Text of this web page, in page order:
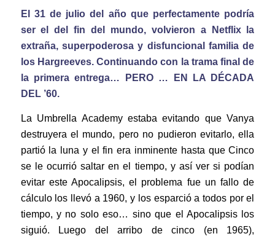
El 31 de julio del año que perfectamente podría
ser el del fin del mundo, volvieron a Netflix la
extraña, superpoderosa y disfuncional familia de
los Hargreeves. Continuando con la trama final de
la primera entrega… PERO … EN LA DÉCADA
DEL ’60.
La Umbrella Academy estaba evitando que Vanya
destruyera el mundo, pero no pudieron evitarlo, ella
partió la luna y el fin era inminente hasta que Cinco
se le ocurrió saltar en el tiempo, y así ver si podían
evitar este Apocalipsis, el problema fue un fallo de
cálculo los llevó a 1960, y los esparció a todos por el
tiempo, y no solo eso… sino que el Apocalipsis los
siguió. Luego del arribo de cinco (en 1965),